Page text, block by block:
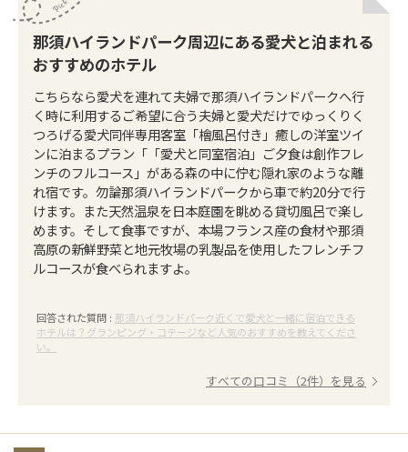
那須ハイランドパーク周辺にある愛犬と泊まれる
おすすめのホテル
こちらなら愛犬を連れて夫婦で那須ハイランドパークへ行
く時に利用するご希望に合う夫婦と愛犬だけでゆっくりく
つろげる愛犬同伴専用客室「檜風呂付き」癒しの洋室ツイ
ンに泊まるプラン「「愛犬と同室宿泊」ご夕食は創作フレ
ンチのフルコース」がある森の中に佇む隠れ家のような離
れ宿です。勿論那須ハイランドパークから車で約20分で行
けます。また天然温泉を日本庭園を眺める貸切風呂で楽し
めます。そして食事ですが、本場フランス産の食材や那須
高原の新鮮野菜と地元牧場の乳製品を使用したフレンチフ
ルコースが食べられますよ。
回答された質問 : 那須ハイランドパーク近くで愛犬と一緒に宿泊できる
ホテルは？グランピング・コテージなど人気のおすすめを教えてくださ
い。
すべての口コミ（2件）を見る